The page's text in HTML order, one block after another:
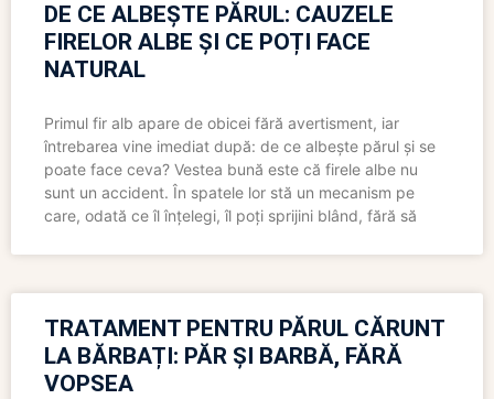
DE CE ALBEȘTE PĂRUL: CAUZELE
FIRELOR ALBE ȘI CE POȚI FACE
NATURAL
Primul fir alb apare de obicei fără avertisment, iar
întrebarea vine imediat după: de ce albește părul și se
poate face ceva? Vestea bună este că firele albe nu
sunt un accident. În spatele lor stă un mecanism pe
care, odată ce îl înțelegi, îl poți sprijini blând, fără să
TRATAMENT PENTRU PĂRUL CĂRUNT
LA BĂRBAȚI: PĂR ȘI BARBĂ, FĂRĂ
VOPSEA